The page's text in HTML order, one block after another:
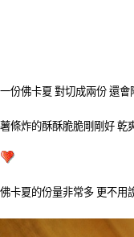
一份佛卡夏 對切成兩份 還
薯條炸的酥酥脆脆剛剛好 乾
佛卡夏的份量非常多 更不用